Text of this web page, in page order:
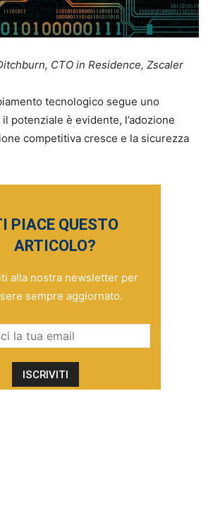
CTO in Residence, Zscaler
tecnologico segue uno
potenziale è evidente, l’adozione
competitiva cresce e la sicurezza
PIACE QUESTO
ARTICOLO?
alla nostra newsletter per
sempre aggiornato.